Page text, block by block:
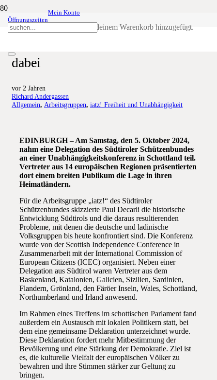
Öffnungszeiten
Mein Konto
wurde deinem Warenkorb hinzugefügt.
Schottische Konferenz für mehr
dabei
vor 2 Jahren
Richard Andergassen
Allgemein, Arbeitsgruppen, iatz! Freiheit und Unabhängigkeit
EDINBURGH – Am Samstag, den 5. Oktober 2024,
nahm eine Delegation des Südtiroler Schützenbundes
an einer Unabhängigkeitskonferenz in Schottland teil.
Vertreter aus 14 europäischen Regionen präsentierten
dort einem breiten Publikum die Lage in ihren
Heimatländern.
Für die Arbeitsgruppe „iatz!“ des Südtiroler
Schützenbundes skizzierte Paul Decarli die historische
Entwicklung Südtirols und die daraus resultierenden
Probleme, mit denen die deutsche und ladinische
Volksgruppen bis heute konfrontiert sind. Die Konferenz
wurde von der Scottish Independence Conference in
Zusammenarbeit mit der International Commission of
European Citizens (ICEC) organisiert. Neben einer
Delegation aus Südtirol waren Vertreter aus dem
Baskenland, Katalonien, Galicien, Sizilien, Sardinien,
Flandern, Grönland, den Färöer Inseln, Wales, Schottland,
Northumberland und Irland anwesend.
Im Rahmen eines Treffens im schottischen Parlament fand
außerdem ein Austausch mit lokalen Politikern statt, bei
dem eine gemeinsame Deklaration unterzeichnet wurde.
Diese Deklaration fordert mehr Mitbestimmung der
Bevölkerung und eine Stärkung der Demokratie. Ziel ist
es, die kulturelle Vielfalt der europäischen Völker zu
bewahren und ihre Stimmen stärker zur Geltung zu
bringen.